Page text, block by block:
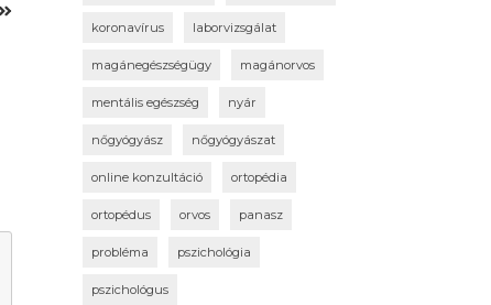
koronavírus laborvizsgálat
magánegészségügy magánorvos
mentális egészség nyár
nőgyógyász nőgyógyászat
online konzultáció ortopédia
ortopédus orvos panasz
probléma pszichológia
pszichológus